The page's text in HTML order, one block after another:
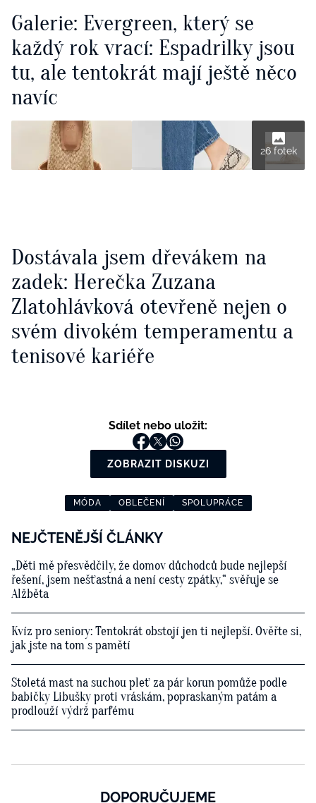
Galerie: Evergreen, který se
každý rok vrací: Espadrilky jsou
tu, ale tentokrát mají ještě něco
navíc
26 fotek
Dostávala jsem dřevákem na
zadek: Herečka Zuzana
Zlatohlávková otevřeně nejen o
svém divokém temperamentu a
tenisové kariéře
Sdílet nebo uložit:
ZOBRAZIT DISKUZI
MÓDA OBLEČENÍ SPOLUPRÁCE
NEJČTENĚJŠÍ ČLÁNKY
„Děti mě přesvědčily, že domov důchodců bude nejlepší
řešení, jsem nešťastná a není cesty zpátky,“ svěřuje se
Alžběta
Kvíz pro seniory: Tentokrát obstojí jen ti nejlepší. Ověřte si,
jak jste na tom s pamětí
Stoletá mast na suchou pleť za pár korun pomůže podle
babičky Libušky proti vráskám, popraskaným patám a
prodlouží výdrž parfému
DOPORUČUJEME